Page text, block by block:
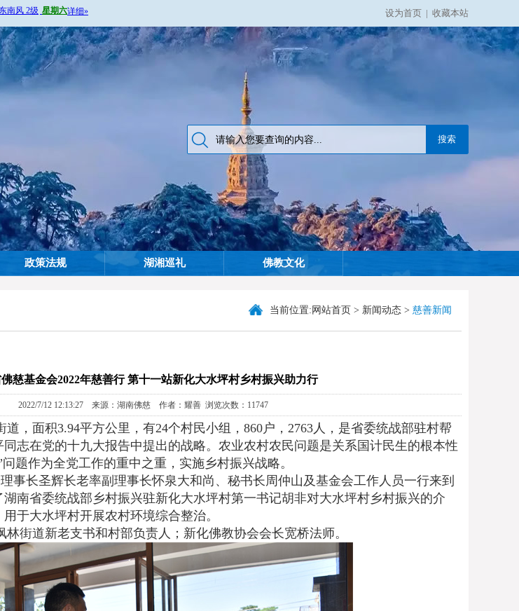
设为首页 | 收藏本站
政策法规 湖湘巡礼 佛教文化
当前位置: 网站首页 > 新闻动态 > 慈善新闻
慈基金会2022年慈善行 第十一站新化大水坪村乡村振兴助力行
2022/7/12 12:13:27 来源：湖南佛慈 作者：耀善 浏览次数：11747
面积3.94平方公里，有24个村民小组，860户，2763人，是省委统战部驻村帮
志在党的十九大报告中提出的战略。农业农村农民问题是关系国计民生的根本性
题作为全党工作的重中之重，实施乡村振兴战略。
长圣辉长老率副理事长怀泉大和尚、秘书长周仲山及基金会工作人员一行来到
南省委统战部乡村振兴驻新化大水坪村第一书记胡非对大水坪村乡村振兴的介
于大水坪村开展农村环境综合整治。
道新老支书和村部负责人；新化佛教协会会长宽桥法师。